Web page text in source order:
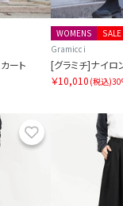
ート
SALE
WOMENS
Gramicci
[グラミチ]ナイロ
￥10,010 (税込)
お気に入り